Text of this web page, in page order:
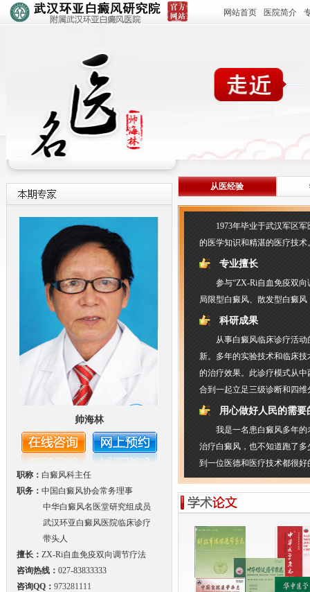
网站首页 医院简介
帅海林
职称： 白癜风科主任
职务： 中国白癜风协会常务理事
中华白癜风名医堂研究组成员
武汉环亚白癜风医院临床诊疗
带头人
擅长： ZX-Ri自血免疫双向调节疗法
咨询热线： 027-83833333
咨询QQ： 973281111
从医经验
1973年毕业于武汉军区
的医学知识和精湛的医疗技术
专业擅长
参与“ZX-Ri自血免疫双
局限型白癜风、散发型白癜
科研成果
从事白癜风临床诊疗活
新。多年的实验技术和临床
的治疗效果。此诊疗模式从
合到一起立足三级诊断和四
用心做好人民的需要
我是一名患白癜风多年
治疗白癜风，也不知道跑了
到一位医德和医疗技术都很